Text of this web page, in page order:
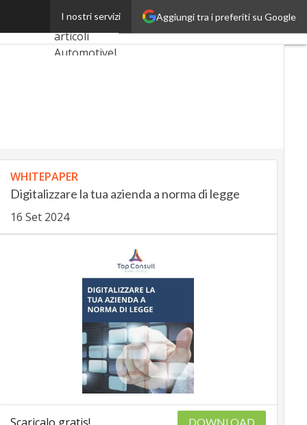
Aggiungi tra i preferiti su Google
I nostri servizi
Ultimi
articoli
AutomotiveUp
SmartMobilityUp
Proptech
Startup
WHITEPAPER
Digitalizzare la tua azienda a norma di legge
16 Set 2024
DOWNLOAD